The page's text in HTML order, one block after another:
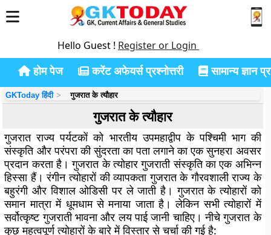
Hello Guest ! Register or Login
होम पेज करेंट अफेयर्स प्रश्नोत्तरी सामान्य ज्ञान
GKToday हिंदी गुजरात के त्यौहार
गुजरात के त्यौहार
गुजरात राज्य पर्यटकों को भारतीय उपमहाद्वीप के पश्चिमी भाग की
संस्कृति और परंपरा की सुंदरता का पता लगाने का एक सुनहरा अवसर
प्रदान करता है। गुजरात के त्योहार गुजराती संस्कृति का एक अभिन्न
हिस्सा हैं। रंगीन त्योहारों की व्यापकता गुजरात के गौरवशाली राज्य के
बहुरंगी और विशाल ओडिसी पर ले जाती है। गुजरात के त्योहारों को
समान मात्रा में धूमधाम से मनाया जाता है। लेकिन सभी त्योहारों में
सर्वोत्कृष्ट गुजराती भावना और लय पाई जानी चाहिए। नीचे गुजरात के
कुछ महत्वपूर्ण त्योहारों के बारे में विस्तार से चर्चा की गई है: